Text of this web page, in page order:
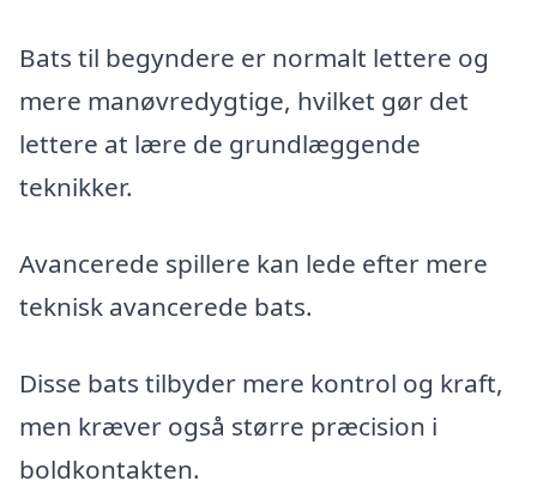
Bats til begyndere er normalt lettere og
mere manøvredygtige, hvilket gør det
lettere at lære de grundlæggende
teknikker.
Avancerede spillere kan lede efter mere
teknisk avancerede bats.
Disse bats tilbyder mere kontrol og kraft,
men kræver også større præcision i
boldkontakten.